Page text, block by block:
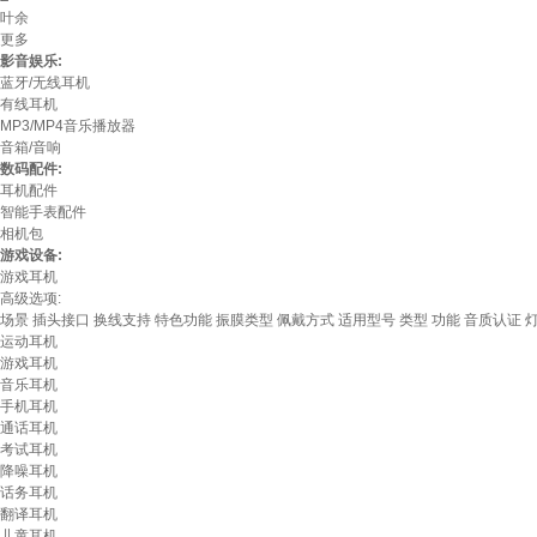
叶余
更多
影音娱乐:
蓝牙/无线耳机
有线耳机
MP3/MP4音乐播放器
音箱/音响
数码配件:
耳机配件
智能手表配件
相机包
游戏设备:
游戏耳机
高级选项:
场景 插头接口 换线支持 特色功能 振膜类型 佩戴方式 适用型号 类型 功能 音质认证
运动耳机
游戏耳机
音乐耳机
手机耳机
通话耳机
考试耳机
降噪耳机
话务耳机
翻译耳机